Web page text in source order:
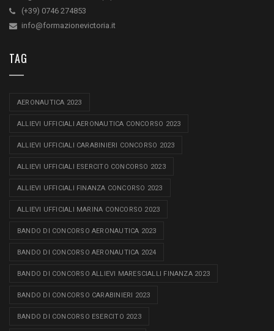
(+39) 0746 274853
info@formazionevictoria.it
TAG
AERONAUTICA 2023
ALLIEVI UFFICIALI AERONAUTICA CONCORSO 2023
ALLIEVI UFFICIALI CARABINIERI CONCORSO 2023
ALLIEVI UFFICIALI ESERCITO CONCORSO 2023
ALLIEVI UFFICIALI FINANZA CONCORSO 2023
ALLIEVI UFFICIALI MARINA CONCORSO 2023
BANDO DI CONCORSO AERONAUTICA 2023
BANDO DI CONCORSO AERONAUTICA 2024
BANDO DI CONCORSO ALLIEVI MARESCIALLI FINANZA 2023
BANDO DI CONCORSO CARABINIERI 2023
BANDO DI CONCORSO ESERCITO 2023